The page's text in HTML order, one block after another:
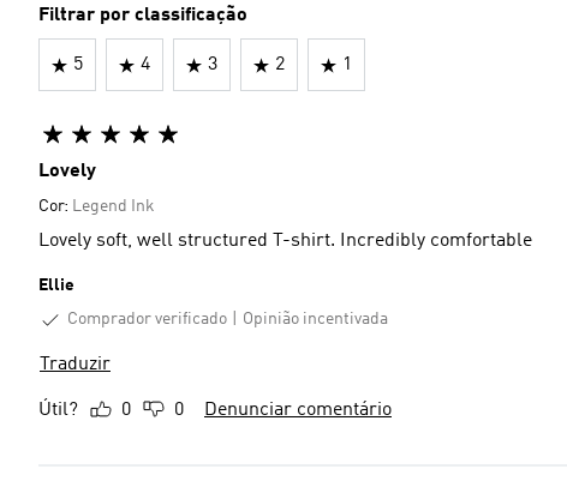
Filtrar por classificação
5 4 3 2 1
Lovely
Cor: Legend Ink
Lovely soft, well structured T-shirt. Incredibly comfortable
Ellie
Comprador verificado
Opinião incentivada
Traduzir
Útil? 0 0 Denunciar comentário